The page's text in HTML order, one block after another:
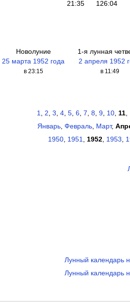
21:35 126:04
Новолуние
25 марта 1952 года
в 23:15
1-я лунная
2 апреля 1952
в 11:49
1, 2, 3, 4, 5, 6, 7, 8, 9, 10, 11,
Январь, Февраль, Март,
1950 1951 1952 1953
Лунный календарь
Лунный календарь